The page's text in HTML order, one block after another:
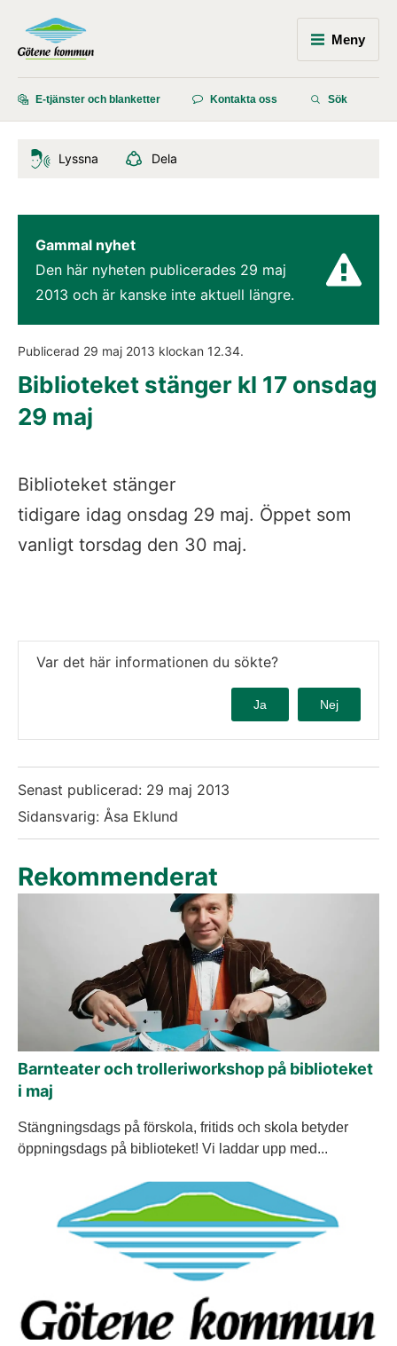
Meny
E-tjänster och blanketter Kontakta oss Sök
Lyssna Dela
Gammal nyhet
Den här nyheten publicerades 29 maj
2013 och är kanske inte aktuell längre.
Publicerad 29 maj 2013 klockan 12.34.
Biblioteket stänger kl 17 onsdag
29 maj
Biblioteket stänger
tidigare idag onsdag 29 maj. Öppet som
vanligt torsdag den 30 maj.
Var det här informationen du sökte?
Ja Nej
Senast publicerad: 29 maj 2013
Sidansvarig: Åsa Eklund
Rekommenderat
Barnteater och trolleriworkshop på biblioteket
i maj
Stängningsdags på förskola, fritids och skola betyder
öppningsdags på biblioteket! Vi laddar upp med...